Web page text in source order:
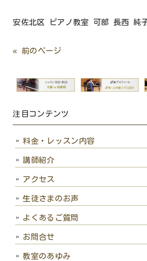
安佐北区 ピアノ教室 可部 長西 純
« 前のページ
注目コンテンツ
料金・レッスン内容
講師紹介
アクセス
生徒さまのお声
よくあるご質問
お問合せ
教室のあゆみ